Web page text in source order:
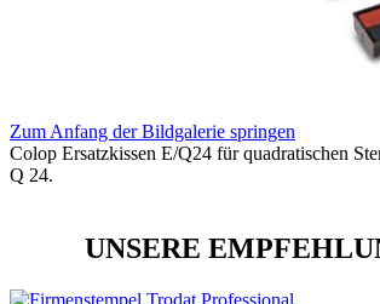
Zum Anfang der Bildgalerie springen
Colop Ersatzkissen E/Q24 für quadratischen
Q 24.
UNSERE